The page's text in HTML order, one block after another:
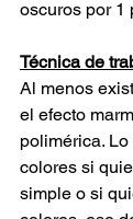
oscuros por 1
Técnica de
Al menos
el efecto
polimérica.
colores si
simple o si